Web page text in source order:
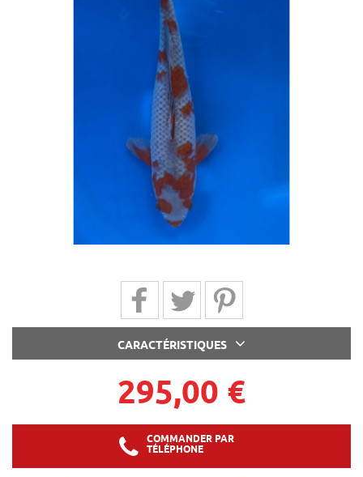
Partager sur Facebook
Partager sur Twitter
Partager sur Pinterest
CARACTÉRISTIQUES
295,00 €
COMMANDER PAR
TÉLÉPHONE